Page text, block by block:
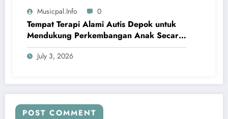
Musicpal.info 0
Tempat Terapi Alami Autis Depok untuk
Mendukung Perkembangan Anak Secara
Bertahap
July 3, 2026
POST COMMENT